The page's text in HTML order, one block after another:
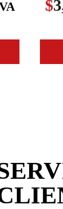
$